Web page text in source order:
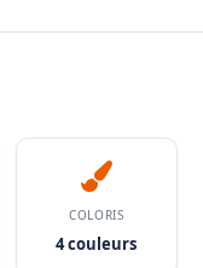
COLORIS
4 couleurs